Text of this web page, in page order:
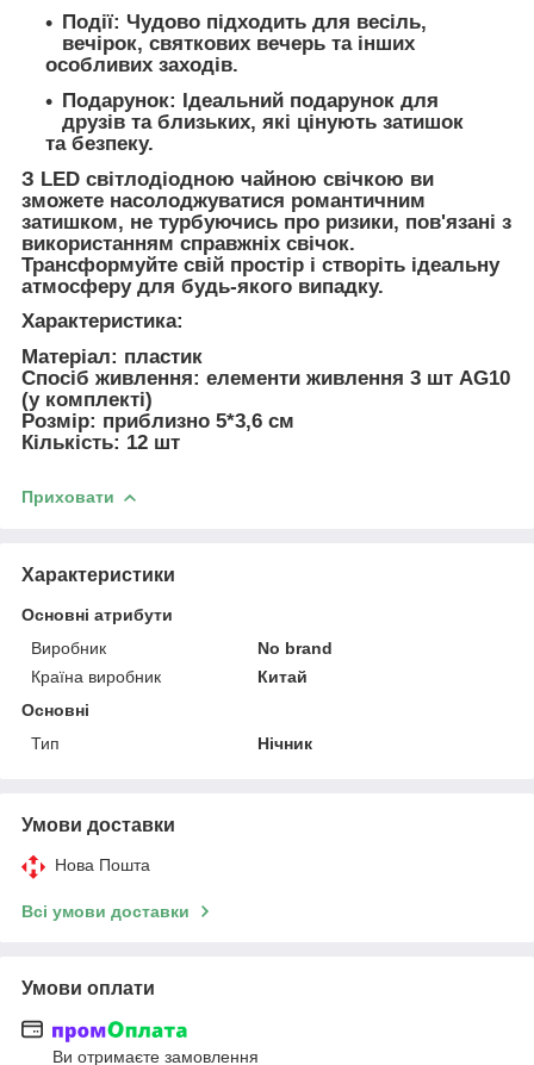
Події: Чудово підходить для весіль,
вечірок, святкових вечерь та інших
особливих заходів.
Подарунок: Ідеальний подарунок для
друзів та близьких, які цінують затишок
та безпеку.
З LED світлодіодною чайною свічкою ви
зможете насолоджуватися романтичним
затишком, не турбуючись про ризики, пов'язані з
використанням справжніх свічок.
Трансформуйте свій простір і створіть ідеальну
атмосферу для будь-якого випадку.
Характеристика:
Матеріал: пластик
Спосіб живлення: елементи живлення 3 шт AG10
(у комплекті)
Розмір: приблизно 5*3,6 см
Кількість: 12 шт
Приховати
Характеристики
Основні атрибути
Виробник
No brand
Країна виробник
Китай
Основні
Тип
Нічник
Умови доставки
Нова Пошта
Всі умови доставки
Умови оплати
Ви отримаєте замовлення